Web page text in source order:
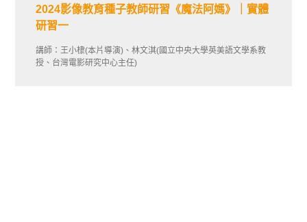
2024影像教育種子教師研習《魔法阿媽》｜實體
研習一
講師：王小棣(本片導演)、林文淇(國立中央大學英美語文學系教
授、台灣電影研究中心主任)